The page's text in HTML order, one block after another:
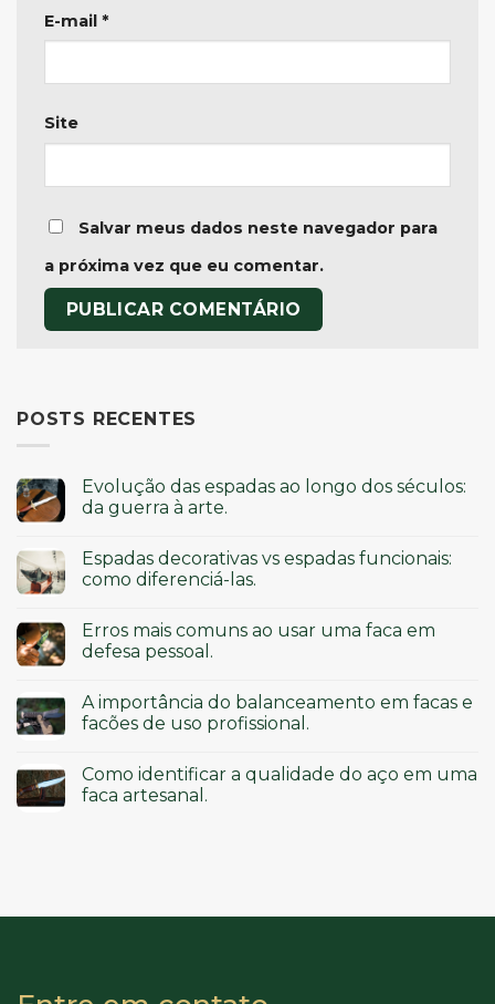
E-mail *
Site
Salvar meus dados neste navegador para
a próxima vez que eu comentar.
POSTS RECENTES
Evolução das espadas ao longo dos séculos:
da guerra à arte.
Espadas decorativas vs espadas funcionais:
como diferenciá-las.
Erros mais comuns ao usar uma faca em
defesa pessoal.
A importância do balanceamento em facas e
facões de uso profissional.
Como identificar a qualidade do aço em uma
faca artesanal.